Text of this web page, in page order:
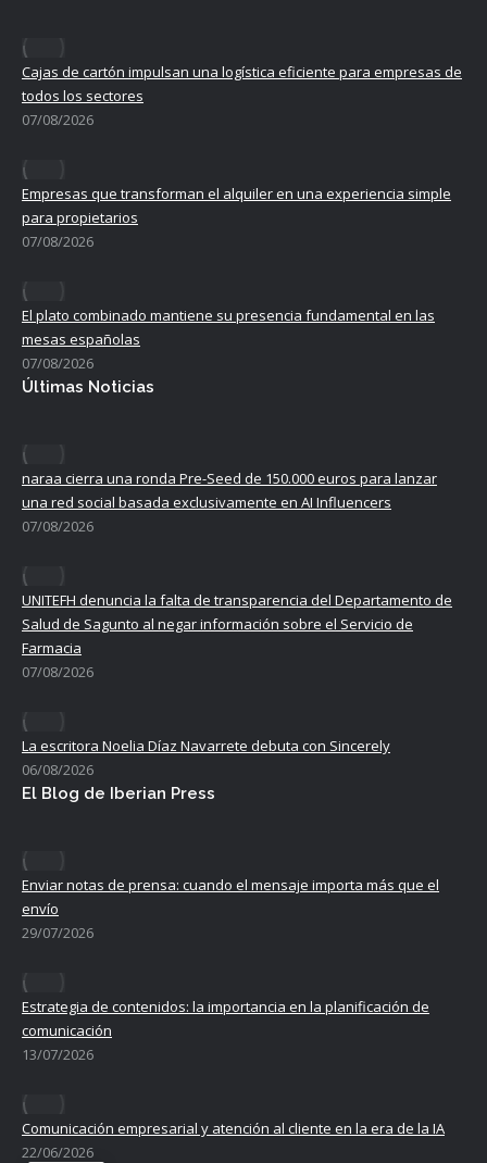
Cajas de cartón impulsan una logística eficiente para empresas de
todos los sectores
07/08/2026
Empresas que transforman el alquiler en una experiencia simple
para propietarios
07/08/2026
El plato combinado mantiene su presencia fundamental en las
mesas españolas
07/08/2026
Últimas Noticias
naraa cierra una ronda Pre-Seed de 150.000 euros para lanzar
una red social basada exclusivamente en AI Influencers
07/08/2026
UNITEFH denuncia la falta de transparencia del Departamento de
Salud de Sagunto al negar información sobre el Servicio de
Farmacia
07/08/2026
La escritora Noelia Díaz Navarrete debuta con Sincerely
06/08/2026
El Blog de Iberian Press
Enviar notas de prensa: cuando el mensaje importa más que el
envío
29/07/2026
Estrategia de contenidos: la importancia en la planificación de
comunicación
13/07/2026
Comunicación empresarial y atención al cliente en la era de la IA
22/06/2026